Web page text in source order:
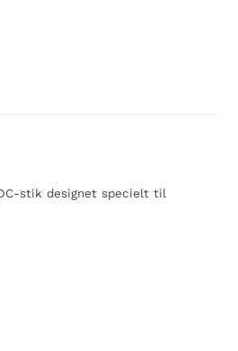
stik designet specielt til